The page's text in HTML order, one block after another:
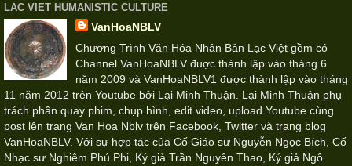
LAC VIET HUMANISTIC CULTURE
VanHoaNBLV
Chương Trình Văn Hóa Nhân Bản Lạc Việt gồm có
Channel VanHoaNBLV đuợc thành lập vào tháng 6
năm 2009 và VanHoaNBLV1 được thành lập vào tháng
11 năm 2012 trên Youtube bởi Lại Minh Thuận. Lại Minh Thuận phụ
trách phần quay phim, chụp hình, edit video, upload Youtube cùng
post lên trang Van Hoa Nblv trên Facebook, Twitter và trang blog
VanHoaNBLV. Với sự hợp tác của Cố Giáo sư Nguyễn Ngọc Bích, Cố
Nhạc sư Nghiêm Phú Phi, Ký giả Trần Nguyên Thao, Ký giả Ngô